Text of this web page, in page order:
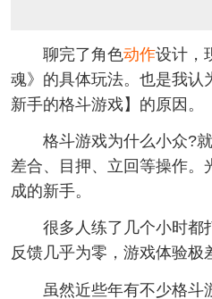
聊完了角色动作设计，
魂》的具体玩法。也是我认
新手的格斗游戏】的原因。
格斗游戏为什么小众?就
差合、目押、立回等操作。
成的新手。
很多人练了几个小时都
反馈几乎为零，游戏体验极
虽然近些年有不少格斗